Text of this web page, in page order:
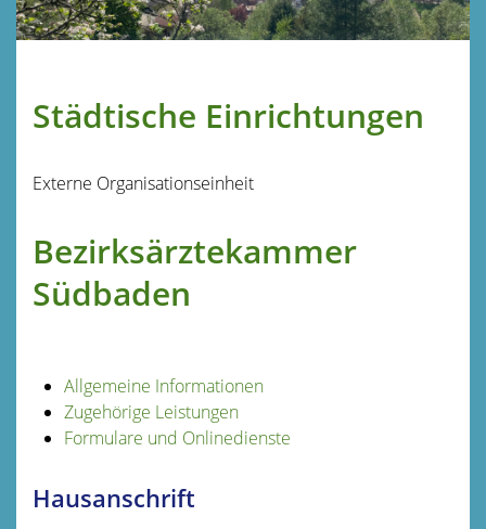
Städtische Einrichtungen
Externe Organisationseinheit
Bezirksärztekammer
Südbaden
Allgemeine Informationen
Zugehörige Leistungen
Formulare und Onlinedienste
Hausanschrift